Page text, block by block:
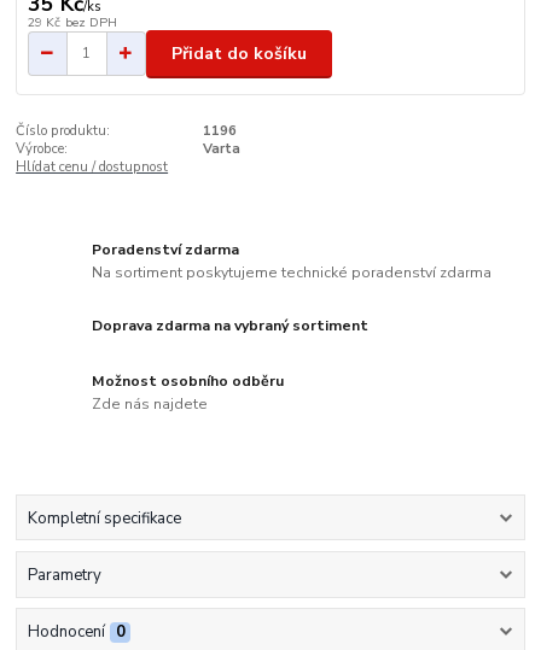
/ks
29 Kč bez DPH
Přidat do košíku
Číslo produktu:
1196
Výrobce:
Varta
Hlídat cenu / dostupnost
Poradenství zdarma
Na sortiment poskytujeme technické poradenství zdarma
Doprava zdarma na vybraný sortiment
Možnost osobního odběru
Zde nás najdete
Kompletní specifikace
Parametry
Hodnocení 0